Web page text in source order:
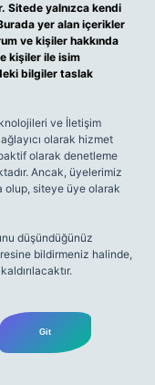
Sitede yalnızca kendi
yer alan içerikler
ve kişiler hakkında
kişiler ile isim
bilgiler taslak
ve İletişim
olarak hizmet
olarak denetleme
Ancak, üyelerimiz
olup, siteye üye olarak
düşündüğünüz
bildirmeniz halinde,